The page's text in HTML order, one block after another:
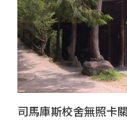
司馬庫斯校舍無照卡